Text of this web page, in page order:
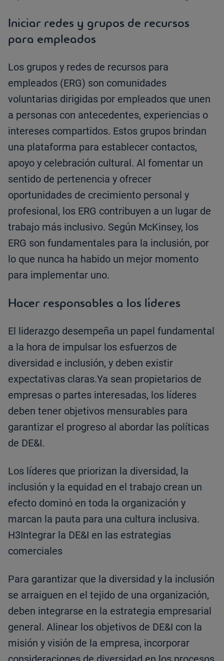
Iniciar redes y grupos de recursos
para empleados
Los grupos y redes de recursos para
empleados (ERG) son comunidades
voluntarias dirigidas por empleados que unen
a personas con antecedentes, experiencias o
intereses compartidos. Estos grupos brindan
una plataforma para establecer contactos,
apoyo y celebración cultural. Al fomentar un
sentido de pertenencia y ofrecer
oportunidades de crecimiento personal y
profesional, los ERG contribuyen a un lugar de
trabajo más inclusivo. Según McKinsey, los
ERG son fundamentales para la inclusión, por
lo que nunca ha habido un mejor momento
para implementar uno.
Hacer responsables a los líderes
El liderazgo desempeña un papel fundamental
a la hora de impulsar los esfuerzos de
diversidad e inclusión, y deben existir
expectativas claras.Ya sean propietarios de
empresas o partes interesadas, los líderes
deben tener objetivos mensurables para
garantizar el progreso al abordar las políticas
de DE&I.
Los líderes que priorizan la diversidad, la
inclusión y la equidad en el trabajo crean un
efecto dominó en toda la organización y
marcan la pauta para una cultura inclusiva.
H3Integrar la DE&I en las estrategias
comerciales
Para garantizar que la diversidad y la inclusión
se arraiguen en el tejido de una organización,
deben integrarse en la estrategia empresarial
general. Alinear los objetivos de DE&I con la
misión y visión de la empresa, incorporar